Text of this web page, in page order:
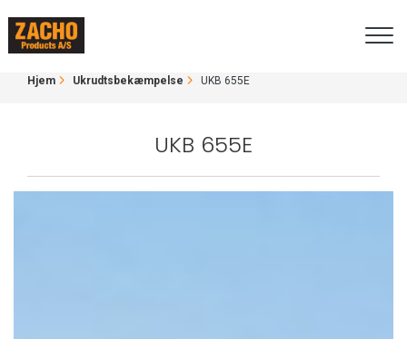
hovedindhold
UKB 655E
BRØDKRUMME
Hjem Ukrudtsbekæmpelse UKB 655E
UKB 655E